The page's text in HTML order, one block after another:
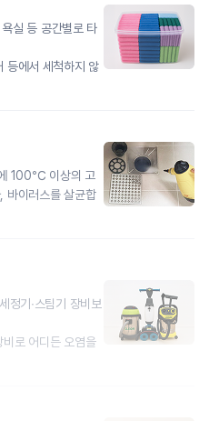
실 등 공간별로 타
등에서 세척하지 않
에 100℃ 이상의 고
바이러스를 살균합
정기∙스팀기 장비보
로 어디든 오염을